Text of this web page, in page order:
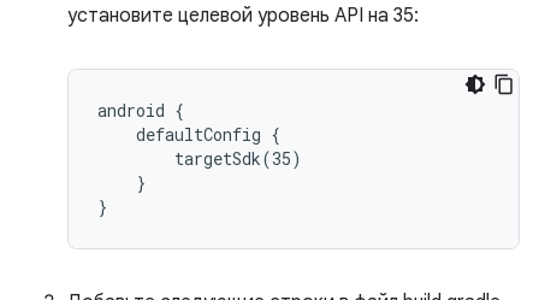
установите целевой уровень API на 35:
android {
    defaultConfig {
        targetSdk(35)
    }